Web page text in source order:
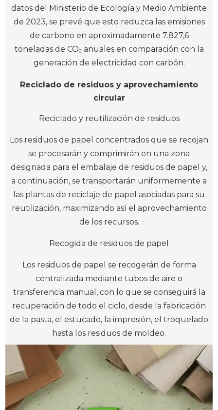
datos del Ministerio de Ecología y Medio Ambiente
de 2023, se prevé que esto reduzca las emisiones
de carbono en aproximadamente 7.827,6
toneladas de CO₂ anuales en comparación con la
generación de electricidad con carbón.
Reciclado de residuos y aprovechamiento
circular
Reciclado y reutilización de residuos
Los residuos de papel concentrados que se recojan
se procesarán y comprimirán en una zona
designada para el embalaje de residuos de papel y,
a continuación, se transportarán uniformemente a
las plantas de reciclaje de papel asociadas para su
reutilización, maximizando así el aprovechamiento
de los recursos.
Recogida de residuos de papel
Los residuos de papel se recogerán de forma
centralizada mediante tubos de aire o
transferencia manual, con lo que se conseguirá la
recuperación de todo el ciclo, desde la fabricación
de la pasta, el estucado, la impresión, el troquelado
hasta los residuos de moldeo.